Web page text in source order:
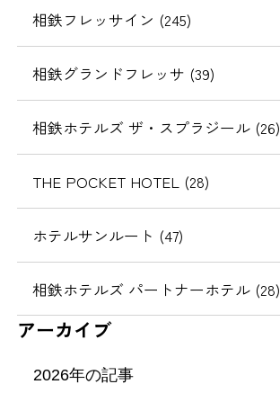
相鉄フレッサイン (245)
相鉄グランドフレッサ (39)
相鉄ホテルズ ザ・スプラジール (26)
THE POCKET HOTEL (28)
ホテルサンルート (47)
相鉄ホテルズ パートナーホテル (28)
アーカイブ
2026年の記事